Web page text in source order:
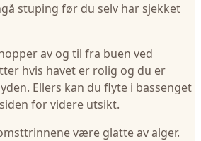
stuping før du selv har sjekket
av og til fra buen ved
hvis havet er rolig og du er
Ellers kan du flyte i bassenget
for videre utsikt.
være glatte av alger.